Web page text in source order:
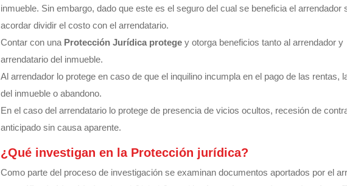
inmueble. Sin embargo, dado que este es el seguro del cual se beneficia el arrendador
acordar dividir el costo con el arrendatario.
Contar con una Protección Jurídica protege y otorga beneficios tanto al arrendador y
arrendatario del inmueble.
Al arrendador lo protege en caso de que el inquilino incumpla en el pago de las rentas,
del inmueble o abandono.
En el caso del arrendatario lo protege de presencia de vicios ocultos, recesión de
anticipado sin causa aparente.
¿Qué investigan en la Protección jurídica?
Como parte del proceso de investigación se examinan documentos aportados por el